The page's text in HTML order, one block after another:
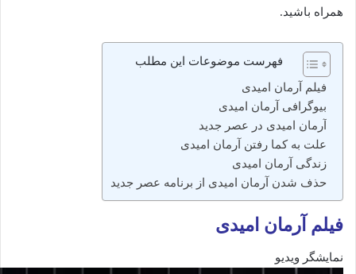
همراه باشید.
فهرست موضوعات این مطلب
فیلم آرمان امیدی
بیوگرافی آرمان امیدی
آرمان امیدی در عصر جدید
علت به کما رفتن آرمان امیدی
زندگی آرمان امیدی
حذف شدن آرمان امیدی از برنامه عصر جدید
فیلم آرمان امیدی
نمایشگر ویدیو